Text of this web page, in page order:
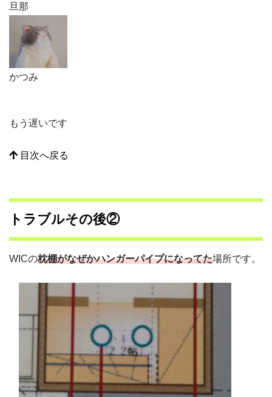
旦那
かつみ
もう遅いです
目次へ戻る
トラブルその後②
WICの枕棚がなぜかハンガーパイプになってた場所です。